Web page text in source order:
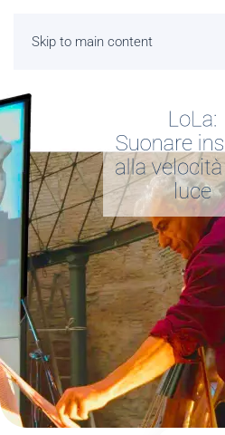
Skip to main content
LoLa:
Suonare
alla
luce